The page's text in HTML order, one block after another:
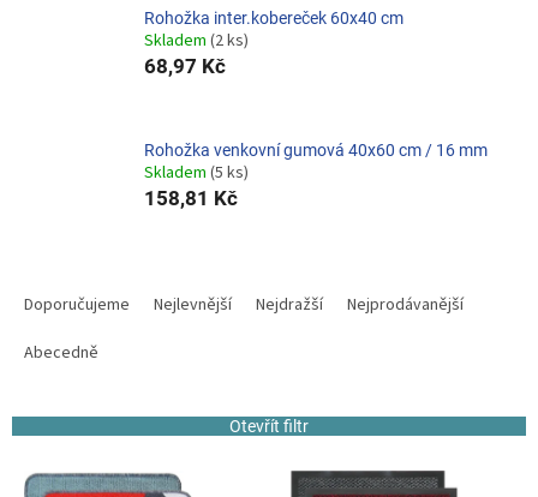
Rohožka inter.kobereček 60x40 cm
Skladem (2 ks)
68,97 Kč
Rohožka venkovní gumová 40x60 cm / 16 mm
Skladem (5 ks)
158,81 Kč
p
Doporučujeme Nejlevnější Nejdražší
Nejprodávanější
Abecedně
Otevřít filtr